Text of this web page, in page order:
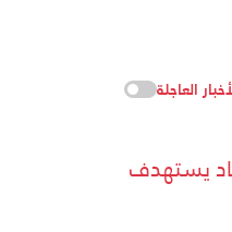
العاجلة
يستهدف